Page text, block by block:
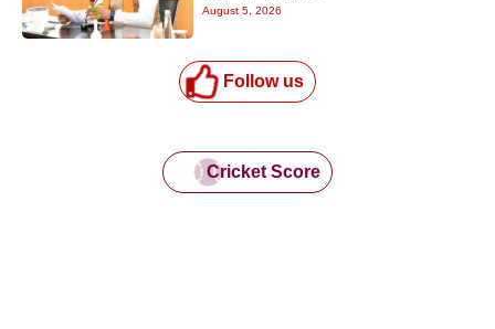
August 5, 2026
Follow us
Cricket Score